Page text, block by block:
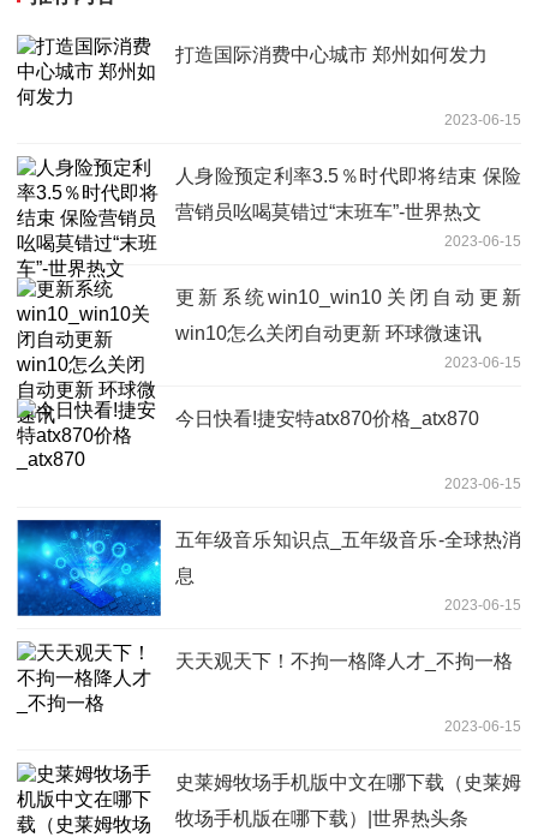
打造国际消费中心城市 郑州如何发力
2023-06-15
人身险预定利率3.5％时代即将结束 保险
营销员吆喝莫错过“末班车”-世界热文
2023-06-15
更新系统win10_win10关闭自动更新
win10怎么关闭自动更新 环球微速讯
2023-06-15
今日快看!捷安特atx870价格_atx870
2023-06-15
五年级音乐知识点_五年级音乐-全球热消
息
2023-06-15
天天观天下！不拘一格降人才_不拘一格
2023-06-15
史莱姆牧场手机版中文在哪下载（史莱姆
牧场手机版在哪下载）|世界热头条